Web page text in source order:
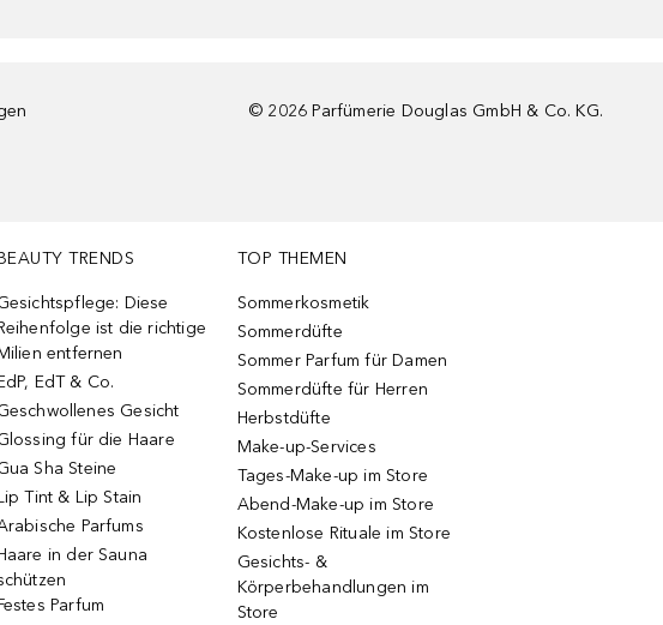
© 2026 Parfümerie Douglas GmbH & Co. KG.
TRENDS
Diese
ist die richtige
entfernen
EdT & Co.
Gesicht
für die Haare
Sha Steine
Tint & Lip Stain
Parfums
in der Sauna
Parfum
TOP THEMEN
Sommerkosmetik
Sommerdüfte
Sommer Parfum für Damen
Sommerdüfte für Herren
Herbstdüfte
Make-up-Services
Tages-Make-up im Store
Abend-Make-up im Store
Kostenlose Rituale im Store
Gesichts- &
Körperbehandlungen im
Store